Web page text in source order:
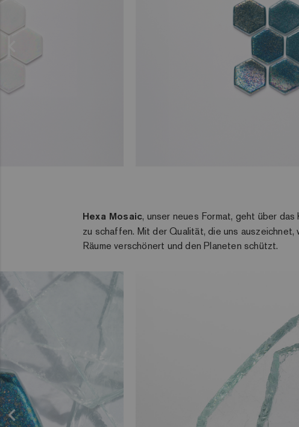
Hexa Mosaic, unser neues Format, geht über
zu schaffen. Mit der Qualität, die uns auszeichnet,
Räume verschönert und den Planeten schützt.